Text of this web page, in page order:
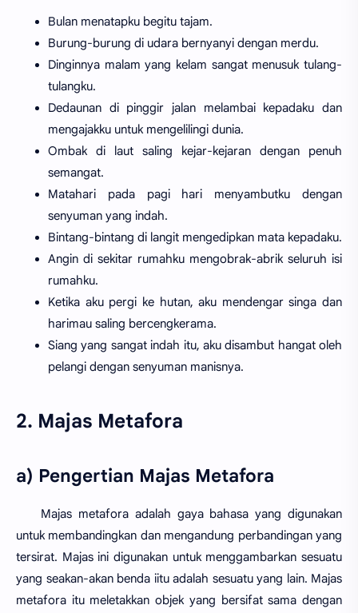
Bulan menatapku begitu tajam.
Burung-burung di udara bernyanyi dengan merdu.
Dinginnya malam yang kelam sangat menusuk tulang-
tulangku.
Dedaunan di pinggir jalan melambai kepadaku dan
mengajakku untuk mengelilingi dunia.
Ombak di laut saling kejar-kejaran dengan penuh
semangat.
Matahari pada pagi hari menyambutku dengan
senyuman yang indah.
Bintang-bintang di langit mengedipkan mata kepadaku.
Angin di sekitar rumahku mengobrak-abrik seluruh isi
rumahku.
Ketika aku pergi ke hutan, aku mendengar singa dan
harimau saling bercengkerama.
Siang yang sangat indah itu, aku disambut hangat oleh
pelangi dengan senyuman manisnya.
2. Majas Metafora
a) Pengertian Majas Metafora
Majas metafora adalah gaya bahasa yang digunakan
untuk membandingkan dan mengandung perbandingan yang
tersirat. Majas ini digunakan untuk menggambarkan sesuatu
yang seakan-akan benda iitu adalah sesuatu yang lain. Majas
metafora itu meletakkan objek yang bersifat sama dengan